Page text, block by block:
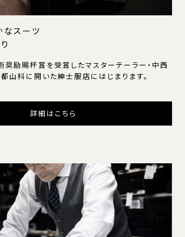
なスーツ
励賜杯賞を受賞したマスターテーラー・中西
山科に開いた紳士服店にはじまります。
詳細はこちら